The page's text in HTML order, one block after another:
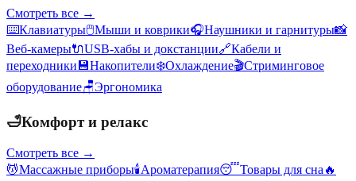
Смотреть все →
⌨️Клавиатуры🖱️Мыши и коврики🎧Наушники и гарнитуры📸
Веб-камеры🔌USB-хабы и докстанции🔗Кабели и
переходники 💾Накопители❄️Охлаждение🎬Стриминговое
оборудование🪑Эргономика
🛁Комфорт и релакс
Смотреть все →
💆Массажные приборы🕯️Ароматерапия😴Товары для сна 🔥